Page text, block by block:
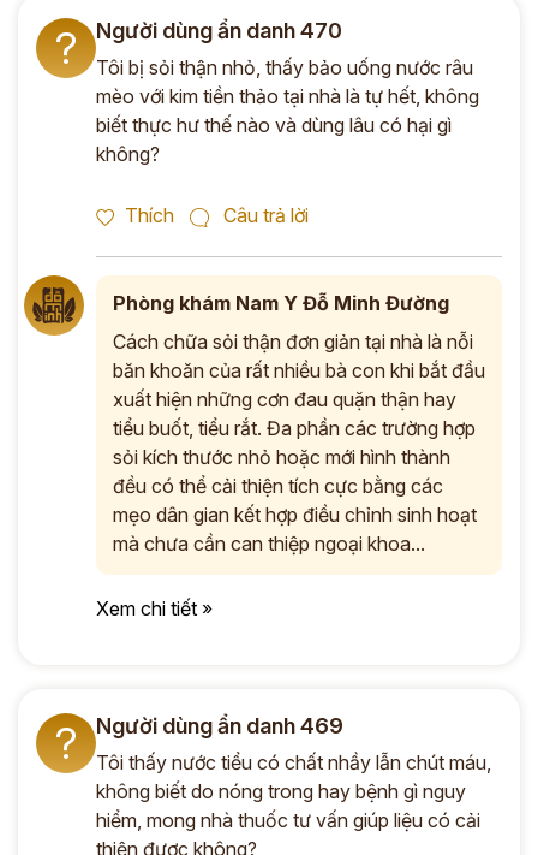
? Người dùng ẩn danh 470
Tôi bị sỏi thận nhỏ, thấy bảo uống nước râu
mèo với kim tiền thảo tại nhà là tự hết, không
biết thực hư thế nào và dùng lâu có hại gì
không?
Thích Câu trả lời
Phòng khám Nam Y Đỗ Minh Đường
Cách chữa sỏi thận đơn giản tại nhà là nỗi
băn khoăn của rất nhiều bà con khi bắt đầu
xuất hiện những cơn đau quặn thận hay
tiểu buốt, tiểu rắt. Đa phần các trường hợp
sỏi kích thước nhỏ hoặc mới hình thành
đều có thể cải thiện tích cực bằng các
mẹo dân gian kết hợp điều chỉnh sinh hoạt
mà chưa cần can thiệp ngoại khoa...
Xem chi tiết »
? Người dùng ẩn danh 469
Tôi thấy nước tiểu có chất nhầy lẫn chút máu,
không biết do nóng trong hay bệnh gì nguy
hiểm, mong nhà thuốc tư vấn giúp liệu có cải
thiện được không?